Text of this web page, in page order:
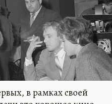
в рамках своей